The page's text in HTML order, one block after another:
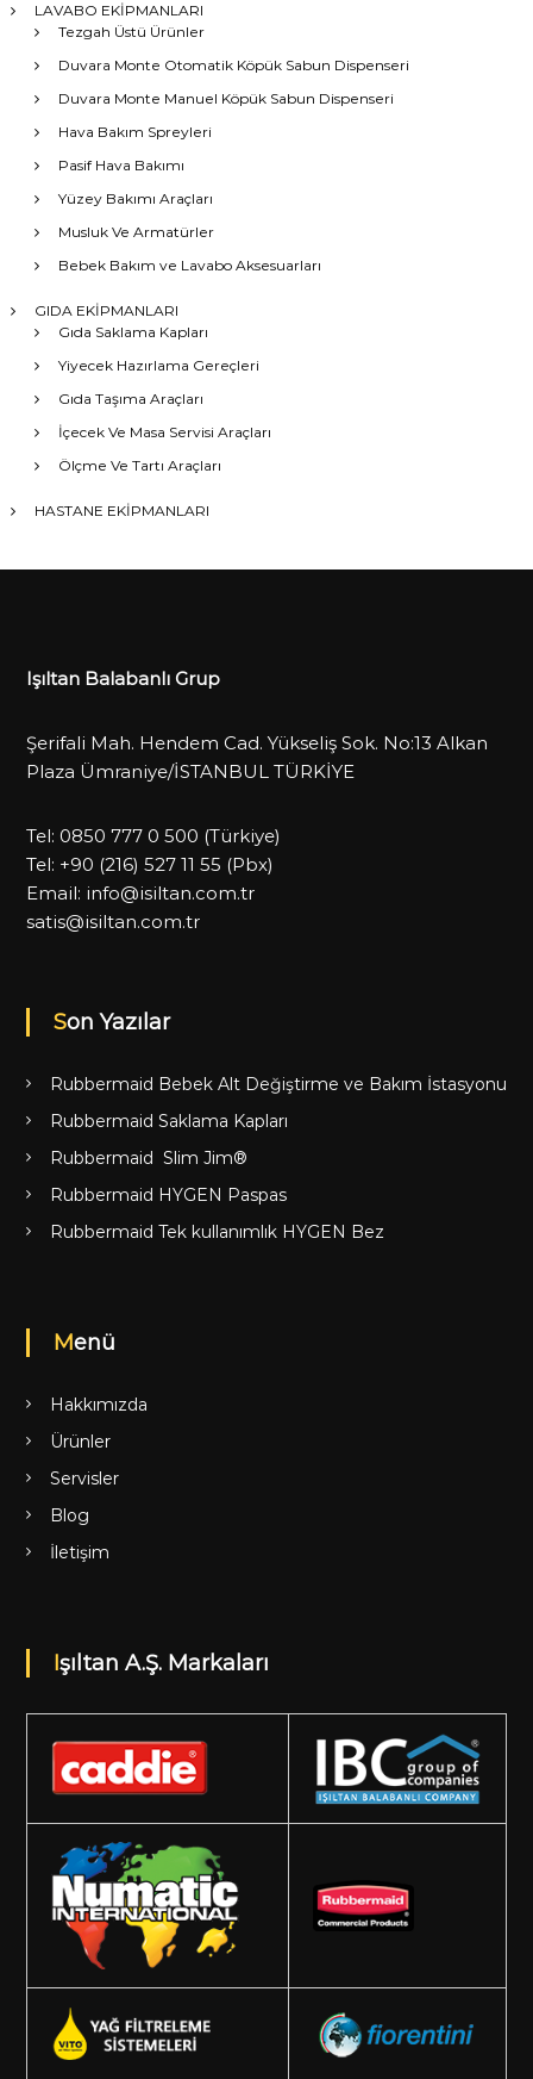
LAVABO EKİPMANLARI
Tezgah Üstü Ürünler
Duvara Monte Otomatik Köpük Sabun Dispenseri
Duvara Monte Manuel Köpük Sabun Dispenseri
Hava Bakım Spreyleri
Pasif Hava Bakımı
Yüzey Bakımı Araçları
Musluk Ve Armatürler
Bebek Bakım ve Lavabo Aksesuarları
GIDA EKİPMANLARI
Gıda Saklama Kapları
Yiyecek Hazırlama Gereçleri
Gıda Taşıma Araçları
İçecek Ve Masa Servisi Araçları
Ölçme Ve Tartı Araçları
HASTANE EKİPMANLARI
Işıltan Balabanlı Grup
Şerifali Mah. Hendem Cad. Yükseliş Sok. No:13 Alkan
Plaza Ümraniye/İSTANBUL TÜRKİYE
Tel: 0850 777 0 500 (Türkiye)
Tel: +90 (216) 527 11 55 (Pbx)
Email: info@isiltan.com.tr
satis@isiltan.com.tr
Son Yazılar
Rubbermaid Bebek Alt Değiştirme ve Bakım İstasyonu
Rubbermaid Saklama Kapları
Rubbermaid Slim Jim®
Rubbermaid HYGEN Paspas
Rubbermaid Tek kullanımlık HYGEN Bez
Menü
Hakkımızda
Ürünler
Servisler
Blog
İletişim
Işıltan A.Ş. Markaları